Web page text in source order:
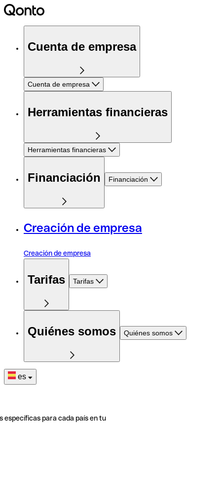
Cuenta de empresa
Cuenta de empresa
Herramientas financieras
Herramientas financieras
Financiación Financiación
Creación de empresa
Creación de empresa
Tarifas Tarifas
Quiénes somos Quiénes somos
es
específicas para cada país en tu